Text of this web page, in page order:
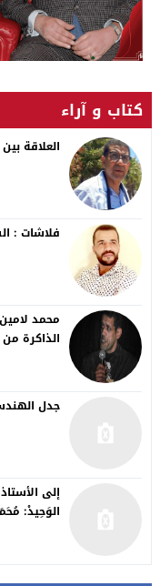
كتاب و آراء
العلاقة
فلاشات :
محمد
الذاكرة
جدل الهندسة
الوَحِيدْ: